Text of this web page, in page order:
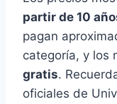
partir de 10
pagan
categoría, y los
gratis.
oficiales de